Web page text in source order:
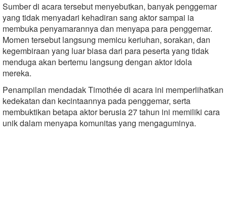
Sumber di acara tersebut menyebutkan, banyak penggemar
yang tidak menyadari kehadiran sang aktor sampai ia
membuka penyamarannya dan menyapa para penggemar.
Momen tersebut langsung memicu keriuhan, sorakan, dan
kegembiraan yang luar biasa dari para peserta yang tidak
menduga akan bertemu langsung dengan aktor idola
mereka.
Penampilan mendadak Timothée di acara ini memperlihatkan
kedekatan dan kecintaannya pada penggemar, serta
membuktikan betapa aktor berusia 27 tahun ini memiliki cara
unik dalam menyapa komunitas yang mengaguminya.